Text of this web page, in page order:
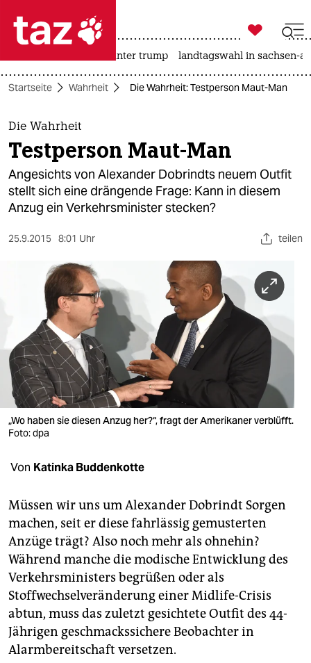
 taz zahl ich
taz zahl ich
themen
politik
öko
gesellschaft
nord
wahrheit
verlag
verlag
veranstaltungen
fragen & hilfe
unterstützen
abo
genossenschaft
epaper login

taz zahl ich
usa unter trump landtagswahl in sachsen-
Startseite Wahrheit Die Wahrheit: Testperson Maut-Man
Die Wahrheit
Testperson Maut-Man
Angesichts von Alexander Dobrindts neuem Outfit
stellt sich eine drängende Frage: Kann in diesem
Anzug ein Verkehrsminister stecken?
25.9.2015 8:01 Uhr teilen
„Wo haben sie diesen Anzug her?“, fragt der Amerikaner verblüfft.
Foto: dpa
Von Katinka Buddenkotte
Müssen wir uns um Alexander Dobrindt Sorgen
machen, seit er diese fahrlässig gemusterten
Anzüge trägt? Also noch mehr als ohnehin?
Während manche die modische Entwicklung des
Verkehrsministers begrüßen oder als
Stoffwechselveränderung einer Midlife-Crisis
abtun, muss das zuletzt gesichtete Outfit des 44-
Jährigen geschmackssichere Beobachter in
Alarmbereitschaft versetzen.